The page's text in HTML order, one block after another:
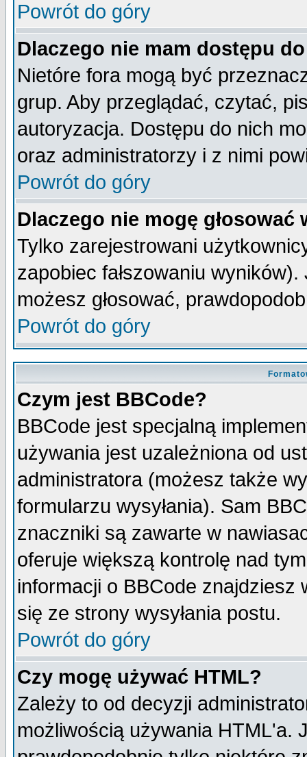
Powrót do góry
Dlaczego nie mam dostępu
Nietóre fora mogą być
grup. Aby przeglądać, czytać,
autoryzacja. Dostępu do nich
oraz administratorzy i z nimi
Powrót do góry
Dlaczego nie mogę głosować
Tylko zarejestrowani
zapobiec fałszowaniu
możesz głosować,
Powrót do góry
Czym jest BBCode?
BBCode jest specjalną
używania jest uzależniona od
administratora (możesz także
formularzu wysyłania). Sam
znaczniki są zawarte w
oferuje większą kontrolę nad
informacji o BBCode
się ze strony wysyłania postu.
Powrót do góry
Czy mogę używać HTML?
Zależy to od decyzji
możliwością używania HTML'a.